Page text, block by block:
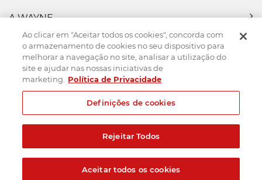
A WAYNE
PRODUTOS
FORÇA DE VENDAS
ASSISTÊNCIA TÉCNICA
DOWNLOADS
CONTATO
Mapa do Site Termos de uso Política de privacidade
Created by
Ao clicar em "Aceitar todos os cookies", concorda com
o armazenamento de cookies no seu dispositivo para
melhorar a navegação no site, analisar a utilização do
site e ajudar nas nossas iniciativas de
marketing.
Política de Privacidade
Definições de cookies
Rejeitar Todos
Aceitar todos os cookies